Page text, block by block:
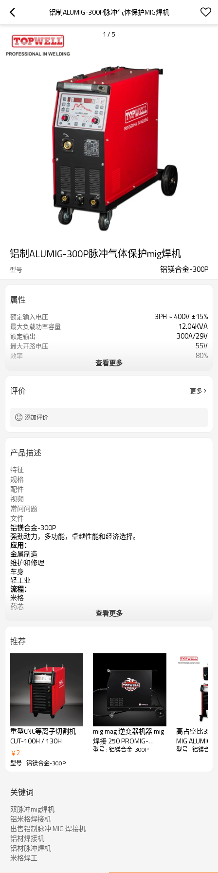
铝制ALUMIG-300P脉冲气体保护MIG焊机
1 / 5
铝制ALUMIG-300P脉冲气体保护mig焊机
型号 铝镁合金-300P
属性
额定输入电压 3PH ~ 400V ±15%
最大负载功率容量 12.04KVA
额定输出 300A/29V
最大开路电压 55V
效率 80%
保修单
方面 770X250X650mm
查看更多
评价 更多
添加评价
产品描述
特征
规格
配件
视频
常问问题
文件
铝镁合金-300P
强劲动力，多功能，卓越性能和经济选择。
应用：
金属制造
维护和修理
车身
轻工业
流程：
米格
药芯
输入电源：400V，三相电流
29V @60% 占空比时为 300A
重量：32KG
协同米格
该机器的协同操作使其易于使用，即使对于初级焊工也是如此。只
需设置线材类型和直径，然后选择线材速度。现在你要开始焊接
了！随着焊丝速度增加/减少，电弧电压也增加/减少以保持恒定的
焊接电弧。
脉冲米格
脉冲 MIG 工艺的工作原理是在每个脉冲的电极末端形成一滴熔融
金属。然后，添加适量的电流，将一个液滴推过电弧并进入水坑。
这些液滴的转移通过电弧发生，每个脉冲一个液滴。
与其他 GMAW 金属转移模式相比，更能抵抗缺乏融合缺陷。
出色的焊道外观。
降低热引起的变形水平。
能够焊接错位。
较低的氢沉积。
减少电弧击穿的趋势。
适用于机器人和硬自动化应用。
查看更多
推荐
重型CNC等离子切割机
CUT-100H / 130H
￥2
型号 : 铝镁合金-300P
mig mag 逆变器机器 mig
焊接 250 PROMIG-
250SYN 脉冲
型号 : 铝镁合金-300P
高占空比350
MIG ALUMIG-
型号 : 铝镁合金
关键词
双脉冲mig焊机
铝米格焊接机
出售铝制脉冲 MIG 焊接机
铝材焊接机
铝材脉冲焊机
米格焊工